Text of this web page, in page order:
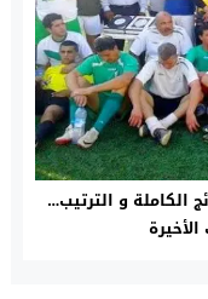
الكاملة و الترتيب…